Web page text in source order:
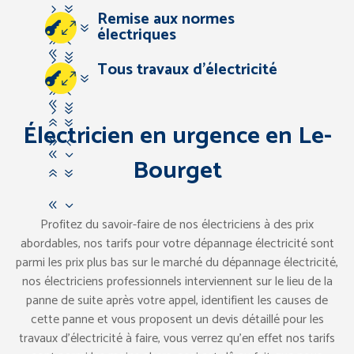
83
67
83
57
94
67
83
07
57
94
67
83
Remise aux normes
électriques
07
57
94
67
83
Tous travaux d’électricité
Électricien en urgence en Le-
Bourget
Profitez du savoir-faire de nos électriciens à des prix
abordables, nos tarifs pour votre dépannage électricité sont
parmi les prix plus bas sur le marché du dépannage électricité,
nos électriciens professionnels interviennent sur le lieu de la
panne de suite après votre appel, identifient les causes de
cette panne et vous proposent un devis détaillé pour les
travaux d’électricité à faire, vous verrez qu’en effet nos tarifs